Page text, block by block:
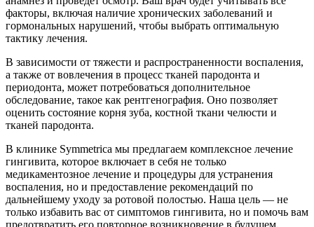
факторы, включая наличие хронических заболеваний и
гормональных нарушений, чтобы выбрать оптимальную
тактику лечения.
В зависимости от тяжести и распространенности воспаления,
а также от вовлечения в процесс тканей пародонта и
периодонта, может потребоваться дополнительное
обследование, такое как рентгенография. Оно позволяет
оценить состояние корня зуба, костной ткани челюсти и
тканей пародонта.
В клинике Symmetrica мы предлагаем комплексное лечение
гингивита, которое включает в себя не только
медикаментозное лечение и процедуры для устранения
воспаления, но и предоставление рекомендаций по
дальнейшему уходу за ротовой полостью. Наша цель — не
только избавить вас от симптомов гингивита, но и помочь вам
предотвратить его повторное возникновение в будущем.